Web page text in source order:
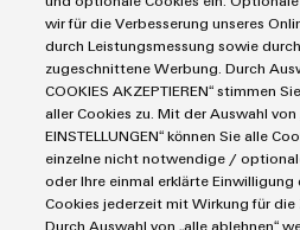
Modifizierte
und
bestückte
Gehäuse
Kundenspezifische
Kabelkonfektionierung
Markierungssysteme
Reihenklemmen
Stromversorgungen
Industrial Security
Single Pair Ethernet
Smart Metering
SNAP IN Anschlusstechnologie
Workplace Solutions
Connectivity Consulting
eShop / Digitale Bestellmöglichkeiten
Engineering-Daten
PCB Connector Services
Support Center
Technische Produktkataloge
Industrien
Datencenter
Gerätehersteller
Maschinenbau
Photovoltaik
Impressum
Einkaufs- /Lieferanteninformationen
wir für die Verbesserung unseres
durch Leistungsmessung sowie
zugeschnittene Werbung. Durch
COOKIES AKZEPTIEREN“ stimmen
aller Cookies zu. Mit der Auswahl von
EINSTELLUNGEN“ können Sie alle
einzelne nicht notwendige /
oder Ihre einmal erklärte
Cookies jederzeit mit Wirkung für die
Durch Auswahl von „alle ablehnen“